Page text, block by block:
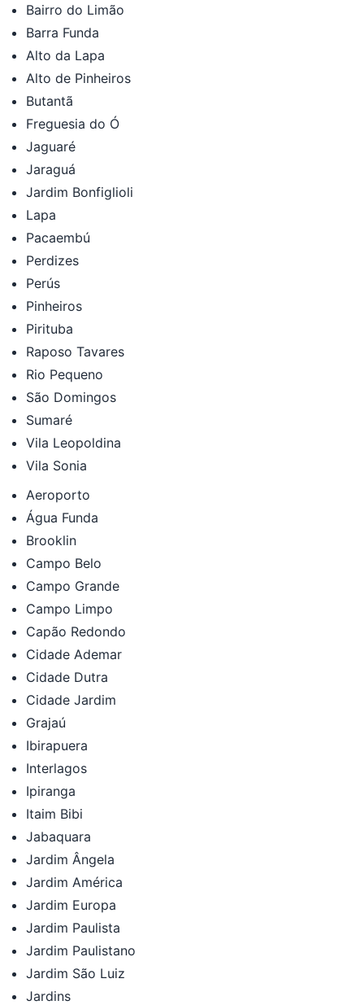
Bairro do Limão
Barra Funda
Alto da Lapa
Alto de Pinheiros
Butantã
Freguesia do Ó
Jaguaré
Jaraguá
Jardim Bonfiglioli
Lapa
Pacaembú
Perdizes
Perús
Pinheiros
Pirituba
Raposo Tavares
Rio Pequeno
São Domingos
Sumaré
Vila Leopoldina
Vila Sonia
Aeroporto
Água Funda
Brooklin
Campo Belo
Campo Grande
Campo Limpo
Capão Redondo
Cidade Ademar
Cidade Dutra
Cidade Jardim
Grajaú
Ibirapuera
Interlagos
Ipiranga
Itaim Bibi
Jabaquara
Jardim Ângela
Jardim América
Jardim Europa
Jardim Paulista
Jardim Paulistano
Jardim São Luiz
Jardins